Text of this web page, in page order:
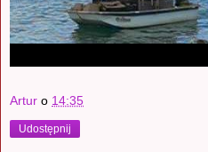
Artur o 14:35
Udostępnij